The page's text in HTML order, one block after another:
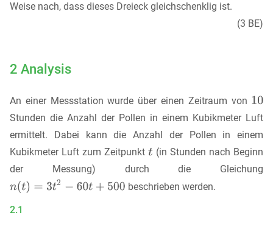
Weise nach, dass dieses Dreieck gleichschenklig ist.
(3 BE)
2 Analysis
An einer Messstation wurde über einen Zeitraum von
Stunden die Anzahl der Pollen in einem Kubikmeter Luft
ermittelt. Dabei kann die Anzahl der Pollen in einem
Kubikmeter Luft zum Zeitpunkt
(in Stunden nach Beginn
der Messung) durch die Gleichung
beschrieben werden.
2.1